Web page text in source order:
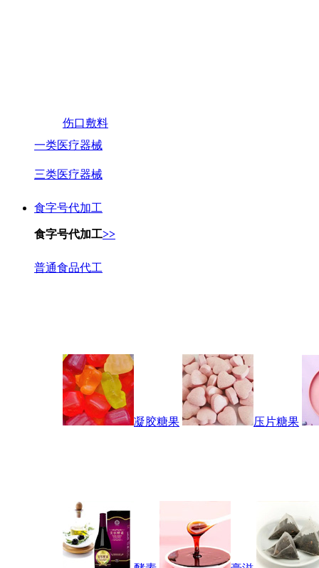
伤口敷料
一类医疗器械
三类医疗器械
食字号代加工
食字号代加工>>
普通食品代工
凝胶糖果 压片糖果